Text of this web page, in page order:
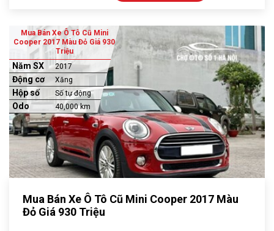
Mua Bán Xe Ô Tô Cũ Mini
Cooper 2017 Màu Đỏ Giá 930
Triệu
Năm SX 2017
Động cơ Xăng
Hộp số Số tự động
Odo 40,000 km
Mua Bán Xe Ô Tô Cũ Mini Cooper 2017 Màu
Đỏ Giá 930 Triệu